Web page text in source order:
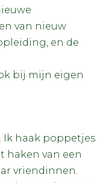
van nieuw
en de
bij mijn eigen
Ik haak poppetjes
haken van een
vriendinnen.